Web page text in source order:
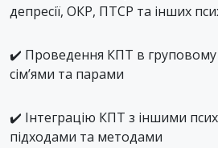
депресії, ОКР, ПТСР та інших
✔️ Проведення КПТ в груповому
сім’ями та парами
✔️ Інтеграцію КПТ з іншими
підходами та методами